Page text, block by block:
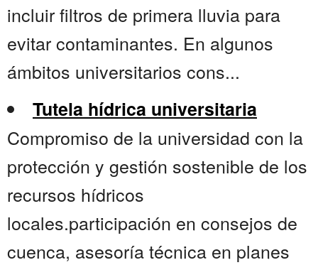
incluir filtros de primera lluvia para
evitar contaminantes. En algunos
ámbitos universitarios cons...
Tutela hídrica universitaria
Compromiso de la universidad con la
protección y gestión sostenible de los
recursos hídricos
locales.participación en consejos de
cuenca, asesoría técnica en planes